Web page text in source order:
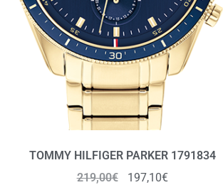
TOMMY HILFIGER PARKER 1791834
219,00€ 197,10€